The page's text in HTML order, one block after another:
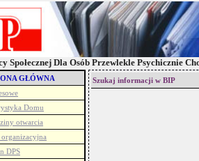
Społecznej Dla Osób Przewlekle Psychicznie
GŁÓWNA
Domu
otwarcia
DPS
Szukaj informacji w BIP